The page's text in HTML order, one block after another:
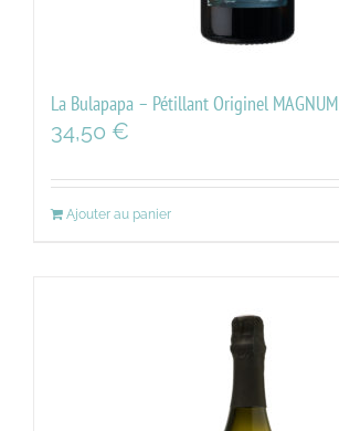
La Bulapapa – Pétillant Originel MAGNUM
34,50 €
Ajouter au panier